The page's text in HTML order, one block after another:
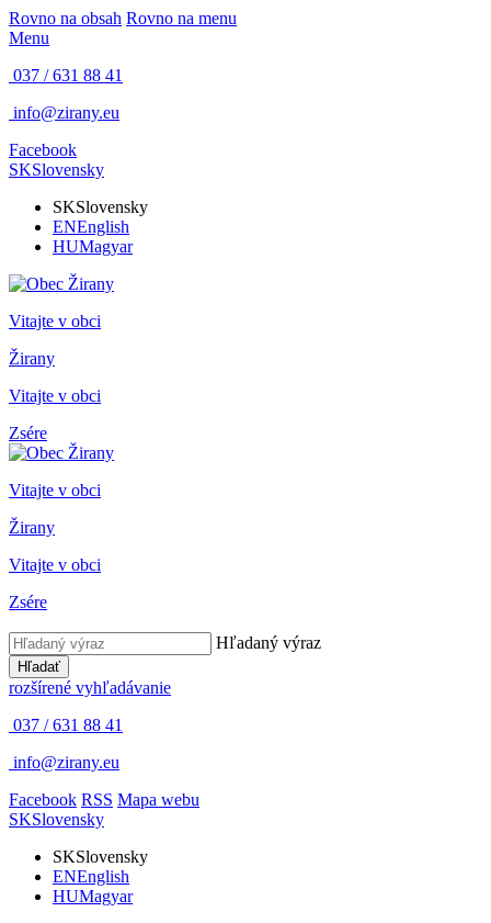
Rovno na obsah Rovno na menu
Menu
037 / 631 88 41
info@zirany.eu
Facebook
SKSlovensky
SKSlovensky
ENEnglish
HUMagyar
Vitajte v obci
Žirany
Vitajte v obci
Zsére
Vitajte v obci
Žirany
Vitajte v obci
Zsére
Hľadaný výraz
Hľadať
rozšírené vyhľadávanie
037 / 631 88 41
info@zirany.eu
Facebook RSS Mapa webu
SKSlovensky
SKSlovensky
ENEnglish
HUMagyar